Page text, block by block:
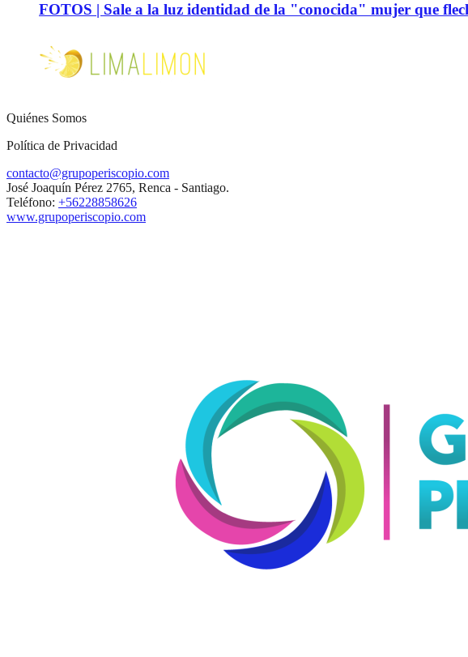
FOTOS | Sale a la luz identidad de la "conocida" mujer que
Quiénes Somos
Política de Privacidad
contacto@grupoperiscopio.com
José Joaquín Pérez 2765, Renca - Santiago.
Teléfono: +56228858626
www.grupoperiscopio.com